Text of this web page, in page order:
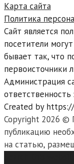
Карта сайта
Политика
Сайт является
посетители
бывает так, что
первоисточники
Администрация
Created by
Copyright 2026 ©
публикацию
на статью,